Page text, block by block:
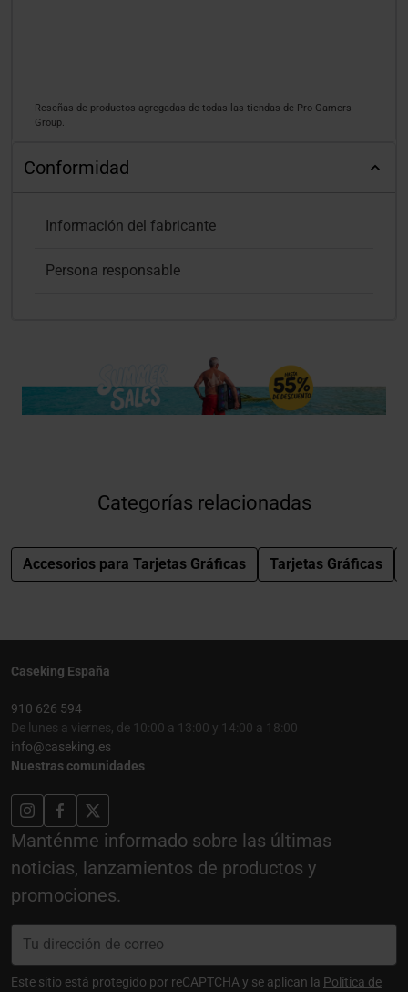
Reseñas de productos agregadas de todas las tiendas de Pro Gamers
Group.
Conformidad
Información del fabricante
Persona responsable
Categorías relacionadas
Accesorios para Tarjetas Gráficas Tarjetas Gráficas
Caseking España
910 626 594
De lunes a viernes, de 10:00 a 13:00 y 14:00 a 18:00
info@caseking.es
Nuestras comunidades
Manténme informado sobre las últimas
noticias, lanzamientos de productos y
promociones.
Este sitio está protegido por reCAPTCHA y se aplican la Política de